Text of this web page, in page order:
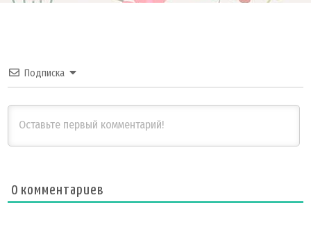
Подписка
0 комментариев